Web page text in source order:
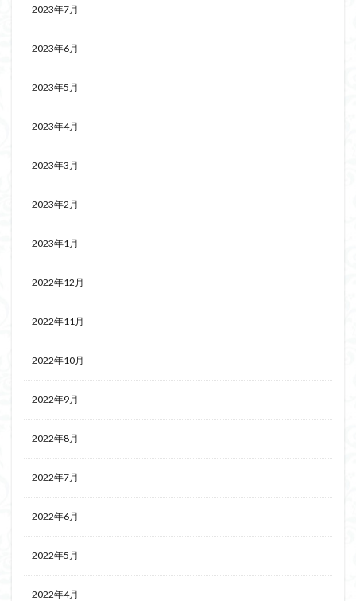
2023年7月
2023年6月
2023年5月
2023年4月
2023年3月
2023年2月
2023年1月
2022年12月
2022年11月
2022年10月
2022年9月
2022年8月
2022年7月
2022年6月
2022年5月
2022年4月